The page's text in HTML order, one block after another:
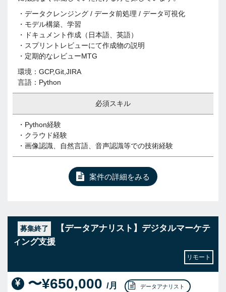
・データクレンジング / データ前処理 / データ可視化
・モデル構築、学習
・ドキュメント作成（日本語、英語）
・スプリントレビューにて作成物の説明
・定期的なレビューMTG
環境：GCP,Git,JIRA
言語：Python
必須スキル
・Python経験
・クラウド経験
・画像認識、自然言語、音声認識等での技術経験
案件の詳細をみる
募集終了
【データアナリスト】デジタルマーケテ
ィング支援
リモート
〜¥650,000 /月 データアナリスト